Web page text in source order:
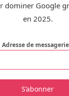
dominer Google
en 2025.
Adresse de messagerie
S’abonner